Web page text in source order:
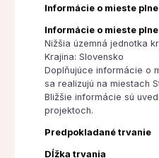
Informácie o mieste
Informácie o mieste
Nižšia územná jednotka
Krajina: Slovensko
Doplňujúce informácie o
sa realizujú na miestach
Bližšie informácie sú
projektoch.
Predpokladané trvanie
Dĺžka trvania